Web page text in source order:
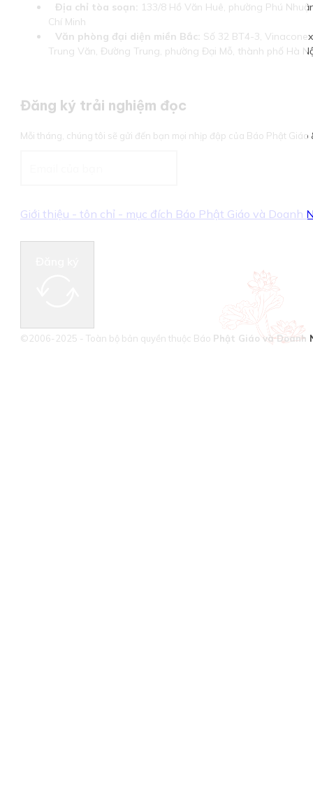
Địa chỉ tòa soạn: 133/8 Hồ Văn Huê, phường Phú
Chí Minh
Văn phòng đại diện miền Bắc: Số 32 BT4-3,
Trung Văn, Đường Trung, phường Đại Mỗ, thành phố Hà
Đăng ký trải nghiệm đọc
Mỗi tháng, chúng tôi sẽ gửi đến bạn mọi nhịp đập của Báo Phật Giáo
Giới thiệu - tôn chỉ - mục đích Báo Phật Giáo và Doanh
©2006-2025 - Toàn bộ bản quyền thuộc Báo Phật Giáo và Doanh